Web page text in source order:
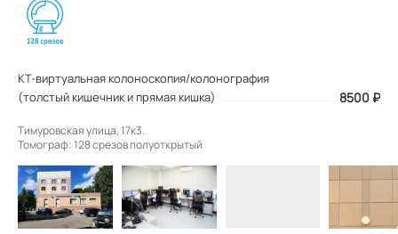
КТ-виртуальная колоноскопия/колонография
(толстый кишечник и прямая кишка)
8500 ₽
Тимуровская улица, 17к3.
Томограф: 128 срезов полуоткрытый